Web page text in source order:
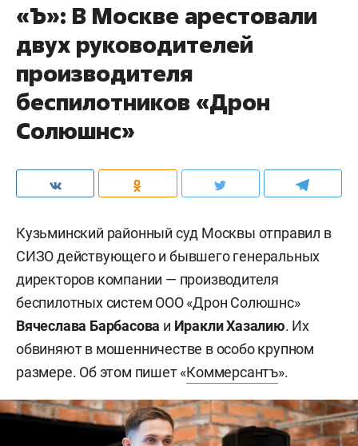
«Ъ»: В Москве арестовали
двух руководителей
производителя
беспилотников «Дрон
Солюшнс»
Кузьминский районный суд Москвы отправил в
СИЗО действующего и бывшего генеральных
директоров компании — производителя
беспилотных систем ООО «Дрон Солюшнс»
Вячеслава Барбасова и Иракли Хазалию. Их
обвиняют в мошенничестве в особо крупном
размере. Об этом пишет «Коммерсантъ».